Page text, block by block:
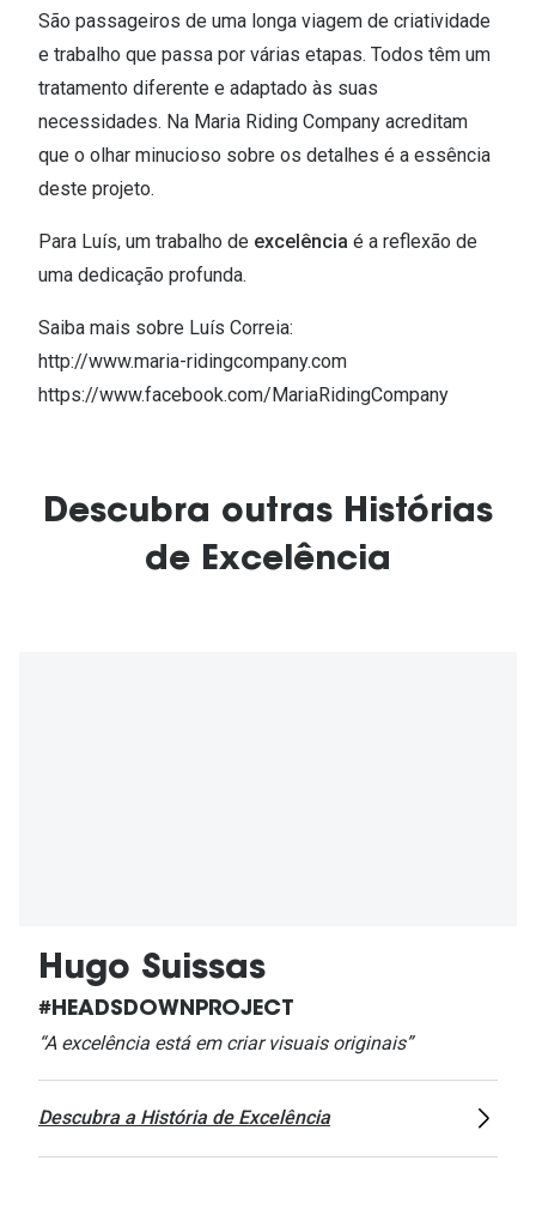
São passageiros de uma longa viagem de criatividade
e trabalho que passa por várias etapas. Todos têm um
tratamento diferente e adaptado às suas
necessidades. Na Maria Riding Company acreditam
que o olhar minucioso sobre os detalhes é a essência
deste projeto.
Para Luís, um trabalho de excelência é a reflexão de
uma dedicação profunda.
Saiba mais sobre Luís Correia:
http://www.maria-ridingcompany.com
https://www.facebook.com/MariaRidingCompany
Descubra outras Histórias
de Excelência
Hugo Suissas
#HEADSDOWNPROJECT
“A excelência está em criar visuais originais”
Descubra a História de Excelência